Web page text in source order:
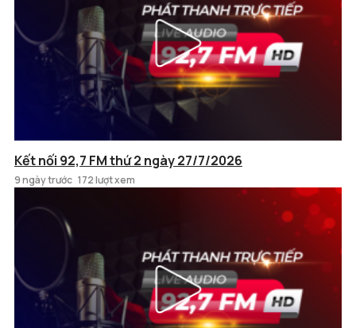
Kết nối 92,7 FM thứ 2 ngày 27/7/2026
9 ngày trước 172 lượt xem